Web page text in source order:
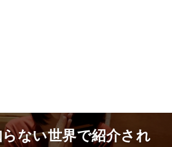
ない世界で紹介され